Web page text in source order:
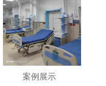
案例展示